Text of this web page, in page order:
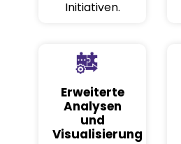
Initiativen.
Erweiterte
Analysen
und
Visualisierung